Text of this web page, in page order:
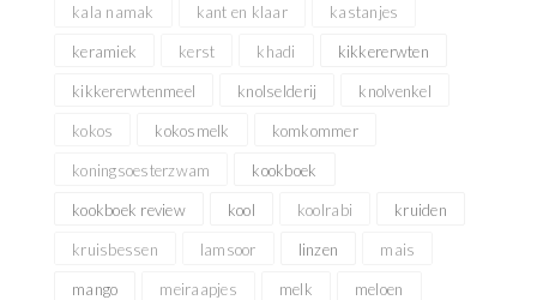
kala namak kant en klaar kastanjes
keramiek kerst khadi kikkererwten
kikkererwtenmeel knolselderij knolvenkel
kokos kokosmelk komkommer
koningsoesterzwam kookboek
kookboek review kool koolrabi kruiden
kruisbessen lamsoor linzen mais
mango meiraapjes melk meloen